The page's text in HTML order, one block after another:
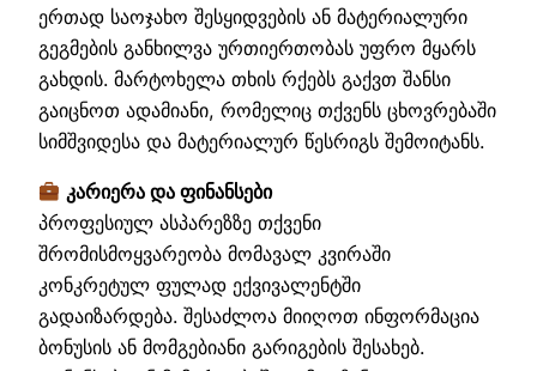
ერთად საოჯახო შესყიდვების ან მატერიალური
გეგმების განხილვა ურთიერთობას უფრო მყარს
გახდის. მარტოხელა თხის რქებს გაქვთ შანსი
გაიცნოთ ადამიანი, რომელიც თქვენს ცხოვრებაში
სიმშვიდესა და მატერიალურ წესრიგს შემოიტანს.
კარიერა და ფინანსები
პროფესიულ ასპარეზზე თქვენი
შრომისმოყვარეობა მომავალ კვირაში
კონკრეტულ ფულად ექვივალენტში
გადაიზარდება. შესაძლოა მიიღოთ ინფორმაცია
ბონუსის ან მომგებიანი გარიგების შესახებ.